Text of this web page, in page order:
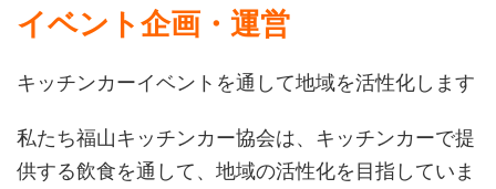
イベント企画・運営
キッチンカーイベントを通して地域を活性化します
私たち福山キッチンカー協会は、キッチンカーで提
供する飲食を通して、地域の活性化を目指していま